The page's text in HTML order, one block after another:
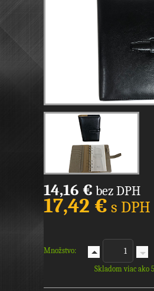
14,16 € bez DPH
17,42 € s DPH
Množstvo:
Skladom viac ako